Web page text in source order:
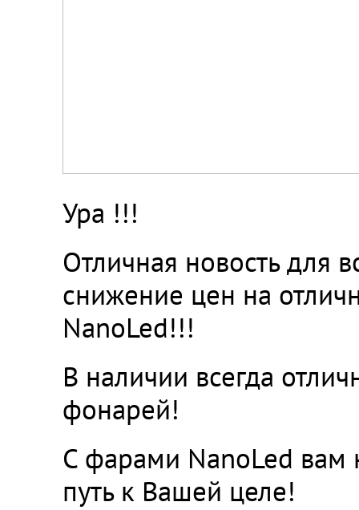
Ура !!!
Отличная новость для
снижение цен на
NanoLed!!!
В наличии всегда
фонарей!
С фарами NanoLed вам
путь к Вашей целе!